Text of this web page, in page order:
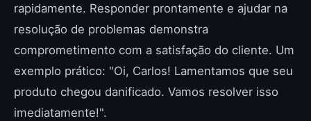
rapidamente. Responder prontamente e ajudar na
resolução de problemas demonstra
comprometimento com a satisfação do cliente. Um
exemplo prático: "Oi, Carlos! Lamentamos que seu
produto chegou danificado. Vamos resolver isso
imediatamente!".